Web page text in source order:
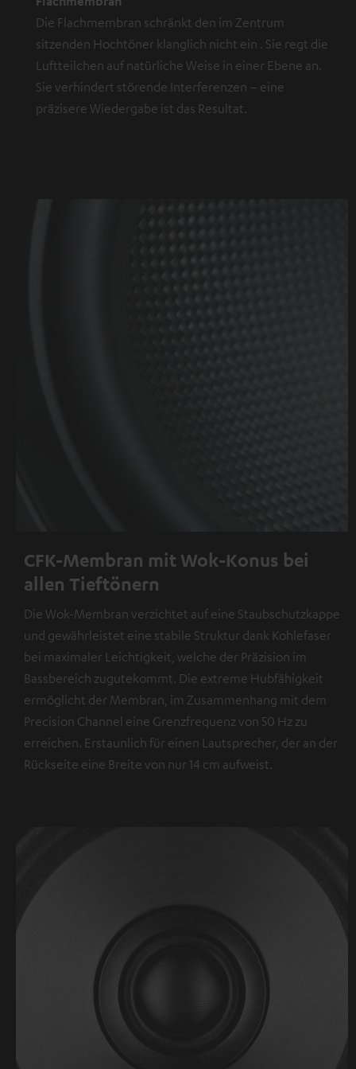
Die Flachmembran schränkt den im Zentrum
sitzenden Hochtöner klanglich nicht ein . Sie regt die
Luftteilchen auf natürliche Weise in einer Ebene an.
Sie verhindert störende Interferenzen – eine
präzisere Wiedergabe ist das Resultat.
CFK-Membran mit Wok-Konus bei
allen Tieftönern
Die Wok-Membran verzichtet auf eine Staubschutzkappe
und gewährleistet eine stabile Struktur dank Kohlefaser
bei maximaler Leichtigkeit, welche der Präzision im
Bassbereich zugutekommt. Die extreme Hubfähigkeit
ermöglicht der Membran, im Zusammenhang mit dem
Precision Channel eine Grenzfrequenz von 50 Hz zu
erreichen. Erstaunlich für einen Lautsprecher, der an der
Rückseite eine Breite von nur 14 cm aufweist.